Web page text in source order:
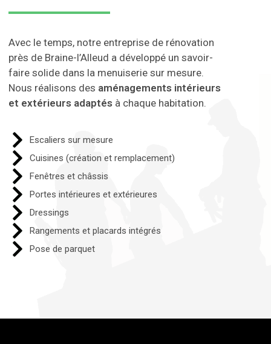
Avec le temps, notre entreprise de rénovation
près de Braine-l’Alleud a développé un savoir-
faire solide dans la menuiserie sur mesure.
Nous réalisons des aménagements intérieurs
et extérieurs adaptés à chaque habitation.
Escaliers sur mesure
Cuisines (création et remplacement)
Fenêtres et châssis
Portes intérieures et extérieures
Dressings
Rangements et placards intégrés
Pose de parquet